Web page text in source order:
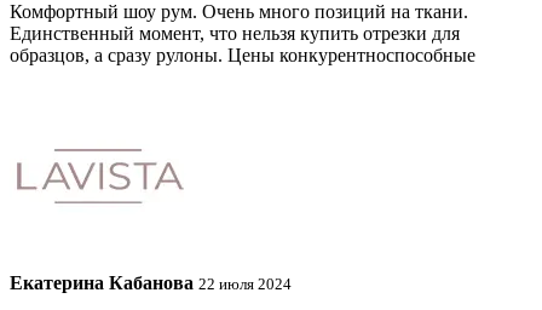
Комфортный шоу рум. Очень много позиций на ткани.
Единственный момент, что нельзя купить отрезки для
образцов, а сразу рулоны. Цены конкурентноспособные
Екатерина Кабанова 22 июля 2024